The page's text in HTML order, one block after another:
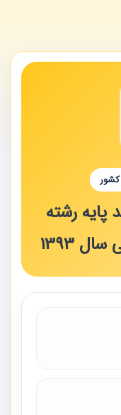
پایه رشته
1393